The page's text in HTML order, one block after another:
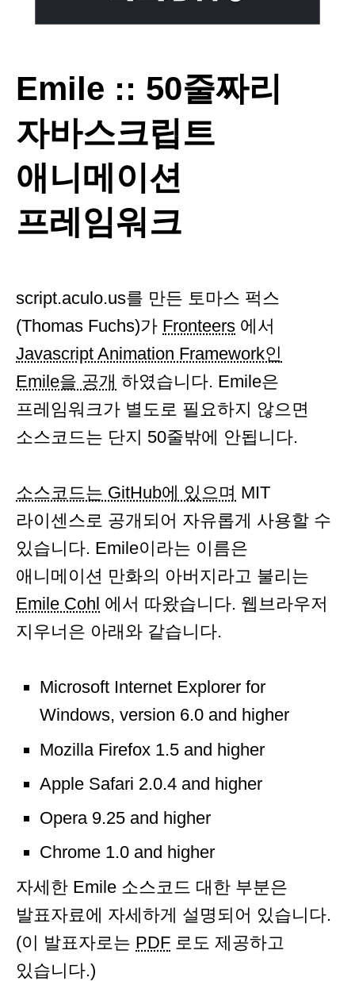
Emile :: 50줄짜리
자바스크립트
애니메이션
프레임워크
script.aculo.us를 만든 토마스 퍽스
(Thomas Fuchs)가 Fronteers 에서
Javascript Animation Framework인
Emile을 공개 하였습니다. Emile은
프레임워크가 별도로 필요하지 않으면
소스코드는 단지 50줄밖에 안됩니다.
소스코드는 GitHub에 있으며 MIT
라이센스로 공개되어 자유롭게 사용할 수
있습니다. Emile이라는 이름은
애니메이션 만화의 아버지라고 불리는
Emile Cohl 에서 따왔습니다. 웹브라우저
지우너은 아래와 같습니다.
Microsoft Internet Explorer for
Windows, version 6.0 and higher
Mozilla Firefox 1.5 and higher
Apple Safari 2.0.4 and higher
Opera 9.25 and higher
Chrome 1.0 and higher
자세한 Emile 소스코드 대한 부분은
발표자료에 자세하게 설명되어 있습니다.
(이 발표자로는 PDF 로도 제공하고
있습니다.)